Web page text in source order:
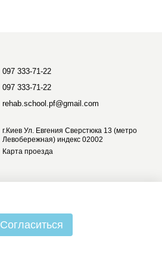
097 333-71-22
097 333-71-22
rehab.school.pf@gmail.com
г.Киев Ул. Евгения Сверстюка 13 (метро
Левобережная) индекс 02002
Карта проезда
Согласиться